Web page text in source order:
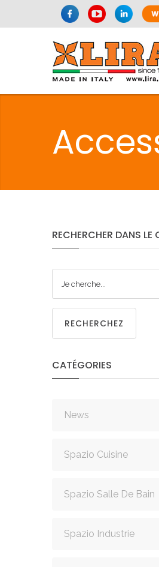
RECHERCHER DANS LE
RECHERCHEZ
CATÉGORIES
News
Spazio Cuisine
Spazio Salle De Bain
Spazio Industrie